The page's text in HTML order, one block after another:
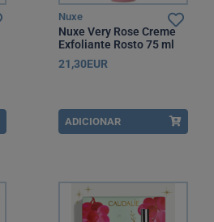
Nuxe
Nuxe Very Rose Creme
Exfoliante Rosto 75 ml
21,30EUR
ADICIONAR